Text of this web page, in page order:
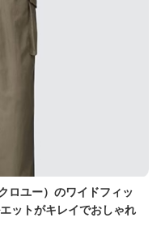
ロユー）のワイドフィッ
ットがキレイでおしゃれ